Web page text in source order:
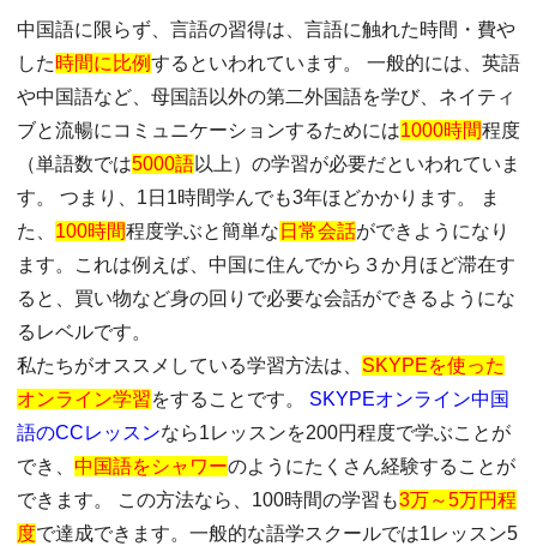
中国語に限らず、言語の習得は、言語に触れた時間・費や
した時間に比例するといわれています。 一般的には、英語
や中国語など、母国語以外の第二外国語を学び、ネイティ
ブと流暢にコミュニケーションするためには1000時間程度
（単語数では5000語以上）の学習が必要だといわれていま
す。 つまり、1日1時間学んでも3年ほどかかります。 ま
た、 100時間程度学ぶと簡単な 日常会話ができようになり
ます。これは例えば、中国に住んでから３か月ほど滞在す
ると、買い物など身の回りで必要な会話ができるようにな
るレベルです。
私たちがオススメしている学習方法は、 SKYPEを使った
オンライン学習をすることです。 SKYPEオンライン中国
語のCCレッスンなら1レッスンを200円程度で学ぶことが
でき、 中国語をシャワーのようにたくさん経験することが
できます。 この方法なら、100時間の学習も3万～5万円程
度で達成できます。一般的な語学スクールでは1レッスン5